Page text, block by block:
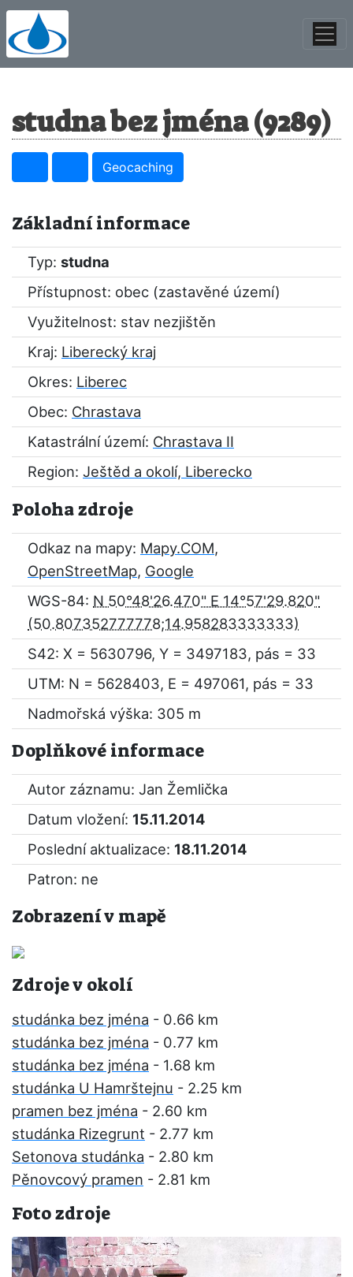
studna bez jména (9289)
Geocaching
Základní informace
Typ: studna
Přístupnost: obec (zastavěné území)
Využitelnost: stav nezjištěn
Kraj: Liberecký kraj
Okres: Liberec
Obec: Chrastava
Katastrální území: Chrastava II
Region: Ještěd a okolí, Liberecko
Poloha zdroje
Odkaz na mapy: Mapy.COM,
OpenStreetMap, Google
WGS-84: N 50°48'26.470" E 14°57'29.820"
S42: X = 5630796, Y = 3497183, pás = 33
UTM: N = 5628403, E = 497061, pás = 33
Nadmořská výška: 305 m
Doplňkové informace
Autor záznamu: Jan Žemlička
Datum vložení: 15.11.2014
Poslední aktualizace: 18.11.2014
Patron: ne
Zobrazení v mapě
Zdroje v okolí
studánka bez jména - 0.66 km
studánka bez jména - 0.77 km
studánka bez jména - 1.68 km
studánka U Hamrštejnu - 2.25 km
pramen bez jména - 2.60 km
studánka Rizegrunt - 2.77 km
Setonova studánka - 2.80 km
Pěnovcový pramen - 2.81 km
Foto zdroje